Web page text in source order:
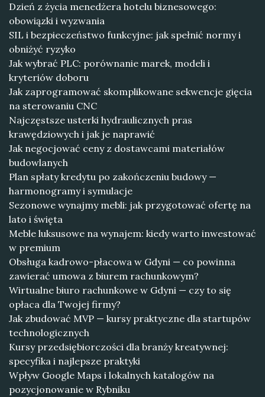
Dzień z życia menedżera hotelu biznesowego:
obowiązki i wyzwania
SIL i bezpieczeństwo funkcyjne: jak spełnić normy i
obniżyć ryzyko
Jak wybrać PLC: porównanie marek, modeli i
kryteriów doboru
Jak zaprogramować skomplikowane sekwencje gięcia
na sterowaniu CNC
Najczęstsze usterki hydraulicznych pras
krawędziowych i jak je naprawić
Jak negocjować ceny z dostawcami materiałów
budowlanych
Plan spłaty kredytu po zakończeniu budowy —
harmonogramy i symulacje
Sezonowe wynajmy mebli: jak przygotować ofertę na
lato i święta
Meble luksusowe na wynajem: kiedy warto inwestować
w premium
Obsługa kadrowo-płacowa w Gdyni — co powinna
zawierać umowa z biurem rachunkowym?
Wirtualne biuro rachunkowe w Gdyni — czy to się
opłaca dla Twojej firmy?
Jak zbudować MVP — kursy praktyczne dla startupów
technologicznych
Kursy przedsiębiorczości dla branży kreatywnej:
specyfika i najlepsze praktyki
Wpływ Google Maps i lokalnych katalogów na
pozycjonowanie w Rybniku